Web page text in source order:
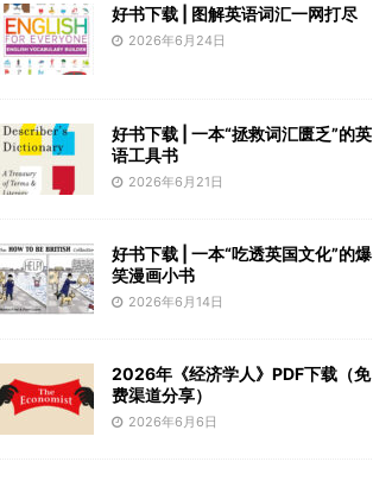
好书下载 | 图解英语词汇一网打尽
2026年6月24日
好书下载 | 一本“拯救词汇匮乏”的英
语工具书
2026年6月21日
好书下载 | 一本“吃透英国文化”的爆
笑漫画小书
2026年6月14日
2026年《经济学人》PDF下载（免
费渠道分享）
2026年6月6日